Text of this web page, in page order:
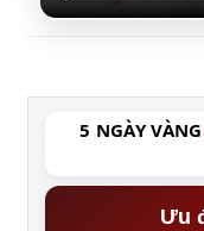
5 NGÀY VÀNG
Ưu